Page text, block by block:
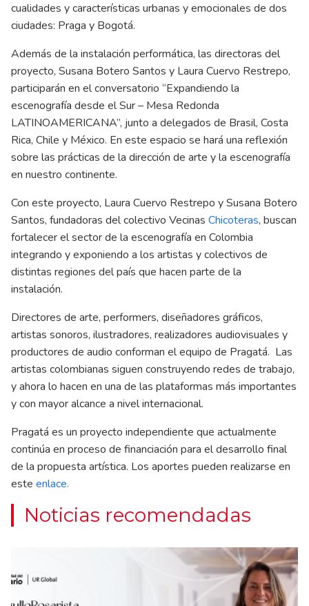
cualidades y características urbanas y emocionales de dos
ciudades: Praga y Bogotá.
Además de la instalación performática, las directoras del
proyecto, Susana Botero Santos y Laura Cuervo Restrepo,
participarán en el conversatorio “Expandiendo la
escenografía desde el Sur – Mesa Redonda
LATINOAMERICANA”, junto a delegados de Brasil, Costa
Rica, Chile y México. En este espacio se hará una reflexión
sobre las prácticas de la dirección de arte y la escenografía
en nuestro continente.
Con este proyecto, Laura Cuervo Restrepo y Susana Botero
Santos, fundadoras del colectivo Vecinas Chicoteras, buscan
fortalecer el sector de la escenografía en Colombia
integrando y exponiendo a los artistas y colectivos de
distintas regiones del país que hacen parte de la
instalación.
Directores de arte, performers, diseñadores gráficos,
artistas sonoros, ilustradores, realizadores audiovisuales y
productores de audio conforman el equipo de Pragatá. Las
artistas colombianas siguen construyendo redes de trabajo,
y ahora lo hacen en una de las plataformas más importantes
y con mayor alcance a nivel internacional.
Pragatá es un proyecto independiente que actualmente
continúa en proceso de financiación para el desarrollo final
de la propuesta artística. Los aportes pueden realizarse en
este enlace.
Noticias recomendadas